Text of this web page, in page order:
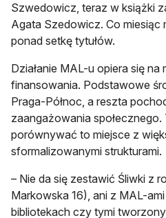
Szwedowicz, teraz w książki
Agata Szedowicz. Co
ponad setkę tytułów.
Działanie MAL-u opiera się na
finansowania. Podstawowe
Praga-Północ, a reszta
zaangażowania społecznego.
porównywać to miejsce z
sformalizowanymi strukturami.
– Nie da się zestawić Śliwki z
Markowska 16), ani z MAL-
bibliotekach czy tymi